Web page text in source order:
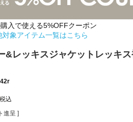
入で使える5%OFFクーポン
対象アイテム一覧はこちら
&レッキスジャケットレッキ
税込
進呈 ]